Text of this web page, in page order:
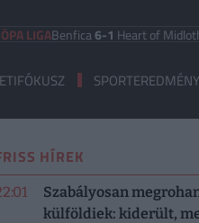
Benfica6-1Heart of Midlothian|
HÍREK
Szabályosan
külföldiek: kiderült,